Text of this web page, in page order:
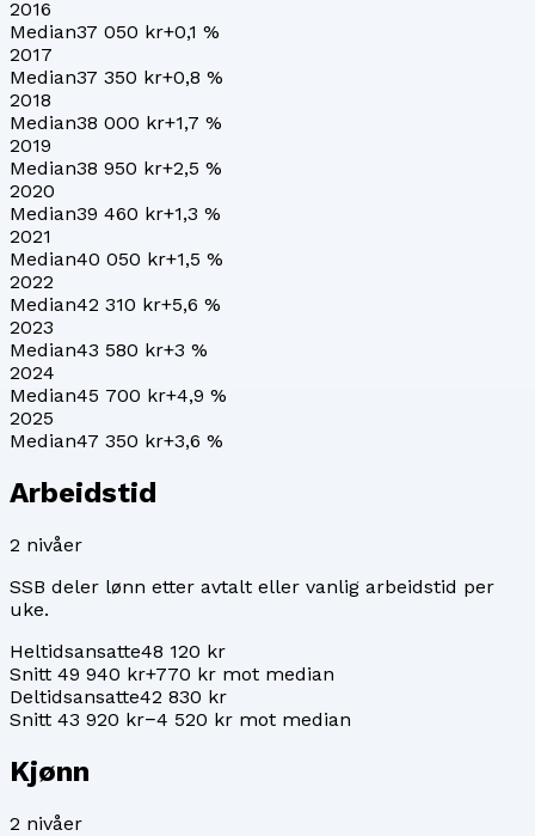
2016
Median37 050 kr+0,1 %
2017
Median37 350 kr+0,8 %
2018
Median38 000 kr+1,7 %
2019
Median38 950 kr+2,5 %
2020
Median39 460 kr+1,3 %
2021
Median40 050 kr+1,5 %
2022
Median42 310 kr+5,6 %
2023
Median43 580 kr+3 %
2024
Median45 700 kr+4,9 %
2025
Median47 350 kr+3,6 %
Arbeidstid
2 nivåer
SSB deler lønn etter avtalt eller vanlig arbeidstid per
uke.
Heltidsansatte48 120 kr
Snitt 49 940 kr+770 kr mot median
Deltidsansatte42 830 kr
Snitt 43 920 kr−4 520 kr mot median
Kjønn
2 nivåer